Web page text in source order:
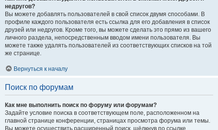
недругов?
Вы можете добавлять пользователей в свой список двумя способами. В
профиле каждого пользователя есть ссылка для его добавления в список
друзей или недругов. Кроме того, вы можете сделать это прямо из вашего
личного раздела, непосредственным вводом имени пользователя. Вы
можете также удалять пользователей из соответствующих списков на той
же странице.
Вернуться к началу
Поиск по форумам
Как мне выполнить поиск по форуму или форумам?
Задайте условие поиска в соответствующем поле, расположенном на
главной странице конференции, страницах просмотра форума или темы.
Вы можете осуществить расширенный поиск, щёлкнув по ссылке